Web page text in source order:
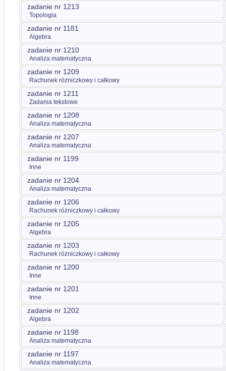
zadanie nr 1213
Topologia
zadanie nr 1181
Algebra
zadanie nr 1210
Analiza matematyczna
zadanie nr 1209
Rachunek różniczkowy i całkowy
zadanie nr 1211
Zadania tekstowe
zadanie nr 1208
Analiza matematyczna
zadanie nr 1207
Analiza matematyczna
zadanie nr 1199
Inne
zadanie nr 1204
Analiza matematyczna
zadanie nr 1206
Rachunek różniczkowy i całkowy
zadanie nr 1205
Algebra
zadanie nr 1203
Rachunek różniczkowy i całkowy
zadanie nr 1200
Inne
zadanie nr 1201
Inne
zadanie nr 1202
Algebra
zadanie nr 1198
Analiza matematyczna
zadanie nr 1197
Analiza matematyczna